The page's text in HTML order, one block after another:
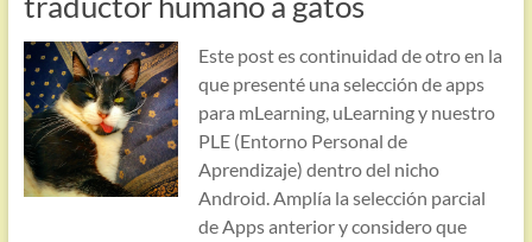
Este post es continuidad de otro en la
que presenté una selección de apps
para mLearning, uLearning y nuestro
PLE (Entorno Personal de
Aprendizaje) dentro del nicho
Android. Amplía la selección parcial
de Apps anterior y considero que